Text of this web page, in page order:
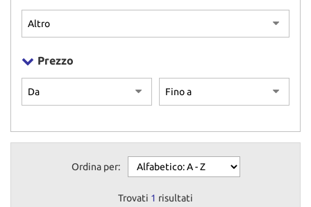
NUOVI
AREA COMMERCIANTI
Prezzo
Ordina per:
Trovati 1 risultati